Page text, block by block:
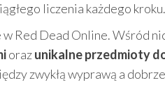
liczenia każdego kroku.
Red Dead Online. Wśród
orazunikalne przedmioty
zwykłą wyprawą a dobrze